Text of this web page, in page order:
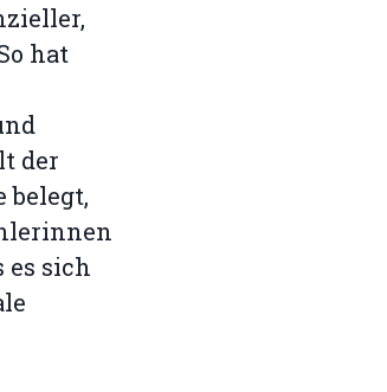
hat
der
belegt,
es sich